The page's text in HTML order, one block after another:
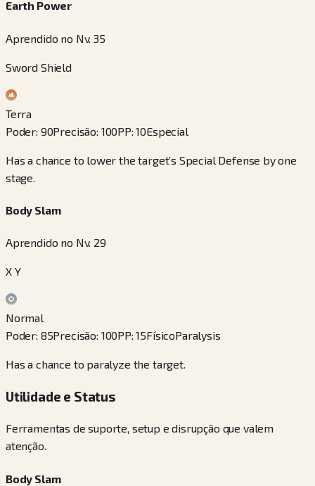
Earth Power
Aprendido no Nv. 35
Sword Shield
Terra
Poder: 90Precisão: 100PP:10Especial
Has a chance to lower the target’s Special Defense by one
stage.
Body Slam
Aprendido no Nv. 29
X Y
Normal
Poder: 85Precisão: 100PP:15FísicoParalysis
Has a chance to paralyze the target.
Utilidade e Status
Ferramentas de suporte, setup e disrupção que valem
atenção.
Body Slam